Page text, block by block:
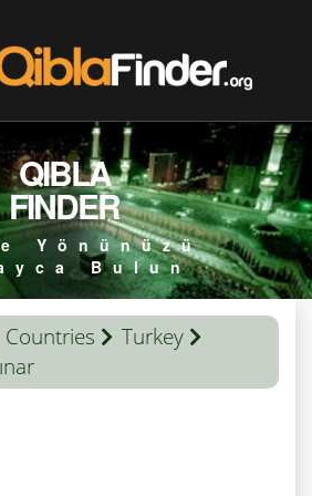
QIBLA
FINDER
Yönünüzü
Bulun
Countries
Turkey